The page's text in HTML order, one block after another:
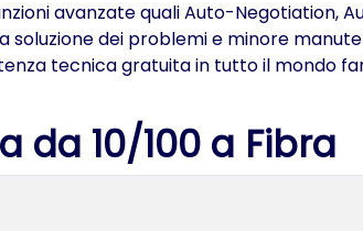
avanzate quali Auto-Negotiation,
dei problemi e minore
tecnica gratuita in tutto il mondo
da 10/100 a Fibra